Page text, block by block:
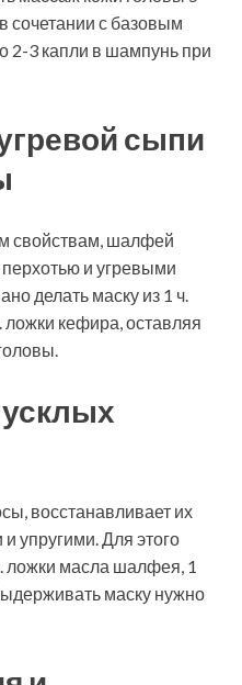
сочетании с базовым
2-3 капли в шампунь при
сыпи
свойствам, шалфей
и угревыми
делать маску из 1 ч.
кефира, оставляя
восстанавливает их
упругими. Для этого
ложки масла шалфея, 1
маску нужно